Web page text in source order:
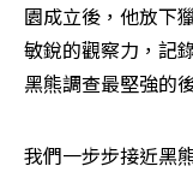
園成立後，他放下
敏銳的觀察力，記
黑熊調查最堅強的
我們一步步接近黑